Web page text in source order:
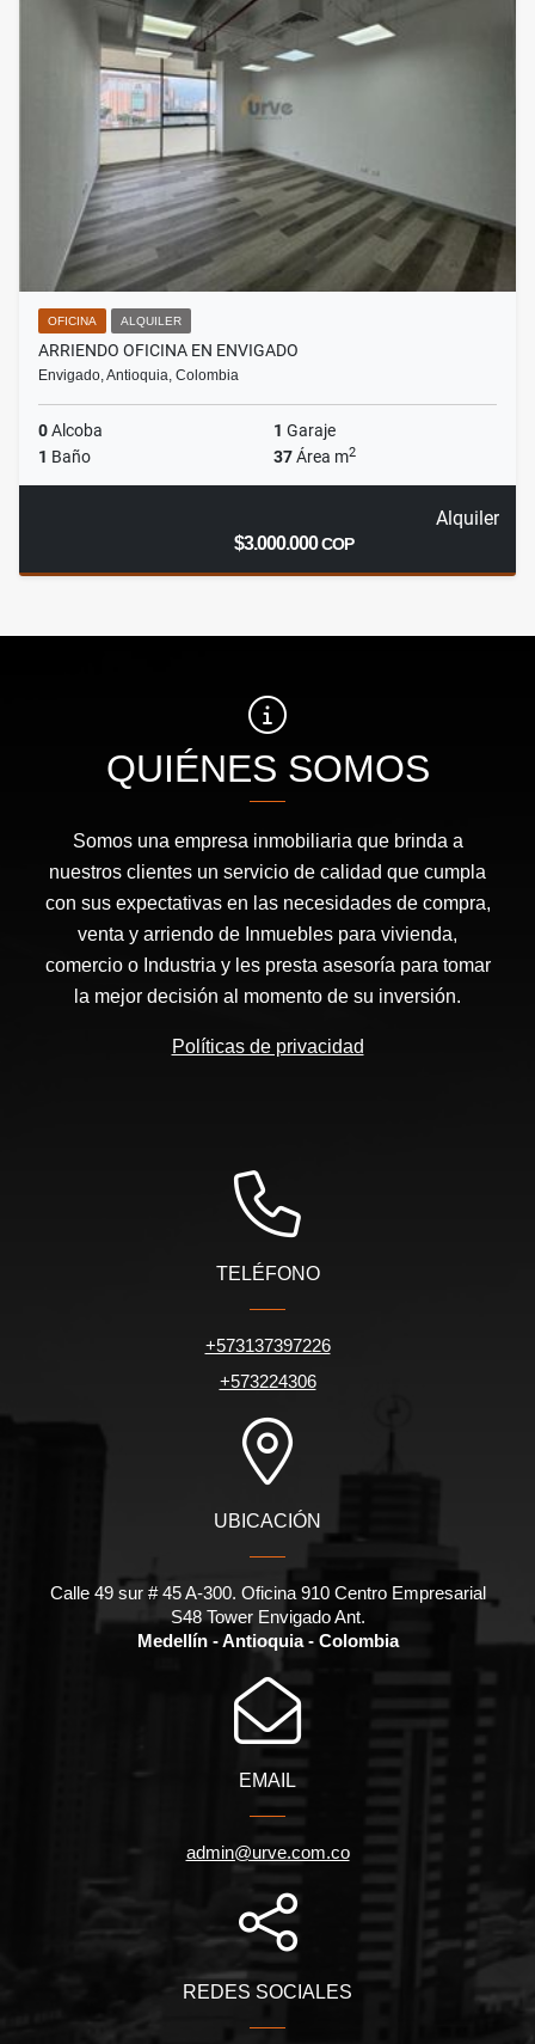
OFICINA ALQUILER
ARRIENDO OFICINA EN ENVIGADO
Envigado, Antioquia, Colombia
0Alcoba 1 Garaje
1 Baño 37Área m2
Alquiler
$3.000.000COP
QUIÉNES SOMOS
Somos una empresa inmobiliaria que brinda a
nuestros clientes un servicio de calidad que cumpla
con sus expectativas en las necesidades de compra,
venta y arriendo de Inmuebles para vivienda,
comercio o Industria y les presta asesoría para tomar
la mejor decisión al momento de su inversión.
Políticas de privacidad
TELÉFONO
+573137397226
+573224306
UBICACIÓN
Calle 49 sur # 45 A-300. Oficina 910 Centro Empresarial
S48 Tower Envigado Ant.
Medellín - Antioquia - Colombia
EMAIL
admin@urve.com.co
REDES SOCIALES